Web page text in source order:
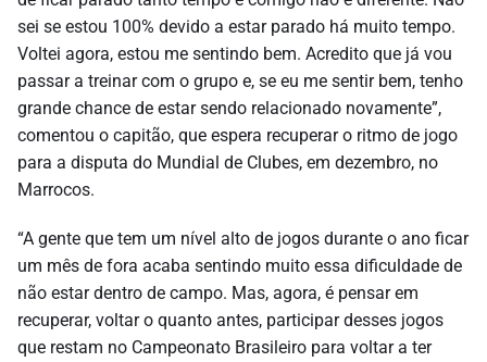
sei se estou 100% devido a estar parado há muito tempo.
Voltei agora, estou me sentindo bem. Acredito que já vou
passar a treinar com o grupo e, se eu me sentir bem, tenho
grande chance de estar sendo relacionado novamente”,
comentou o capitão, que espera recuperar o ritmo de jogo
para a disputa do Mundial de Clubes, em dezembro, no
Marrocos.
“A gente que tem um nível alto de jogos durante o ano ficar
um mês de fora acaba sentindo muito essa dificuldade de
não estar dentro de campo. Mas, agora, é pensar em
recuperar, voltar o quanto antes, participar desses jogos
que restam no Campeonato Brasileiro para voltar a ter